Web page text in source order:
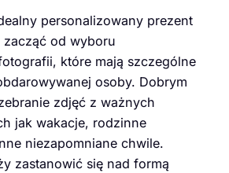
personalizowany prezent
od wyboru
które mają szczególne
osoby. Dobrym
zdjęć z ważnych
jak wakacje, rodzinne
niezapomniane chwile.
zastanowić się nad formą